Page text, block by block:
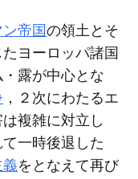
帝国の領土とそ
ヨーロッパ諸国
露が中心とな
，２次にわたるエ
複雑に対立し
一時後退した
をとなえて再び